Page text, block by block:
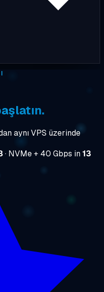
aynı VPS üzerinde
· NVMe + 40 Gbps in13